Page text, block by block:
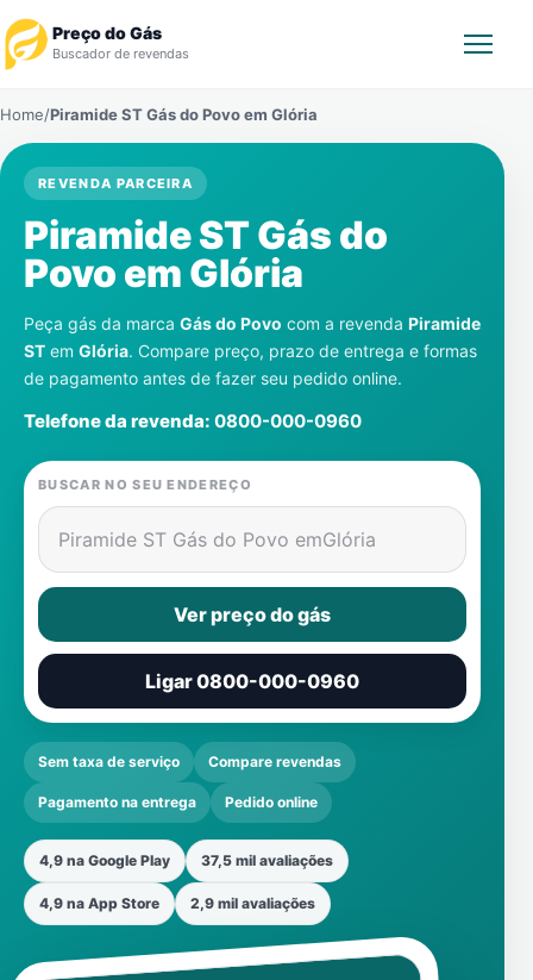
Preço do Gás
Buscador de revendas
Revendedor
Notícias
Cadastre-se
Gás
Home/Piramide ST Gás do Povo em Glória
REVENDA PARCEIRA
Piramide ST Gás do
Povo em Glória
Peça gás da marca Gás do Povo com a revenda Piramide
ST em Glória. Compare preço, prazo de entrega e formas
de pagamento antes de fazer seu pedido online.
Telefone da revenda: 0800-000-0960
BUSCAR NO SEU ENDEREÇO
Piramide ST Gás do Povo emGlória
Ver preço do gás
Ligar 0800-000-0960
Sem taxa de serviço Compare revendas
Pagamento na entrega Pedido online
4,9 na Google Play 37,5 mil avaliações
4,9 na App Store 2,9 mil avaliações